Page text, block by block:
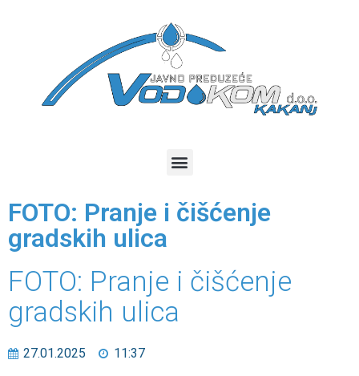
FOTO: Pranje i čišćenje
gradskih ulica
FOTO: Pranje i čišćenje
gradskih ulica
27.01.2025 11:37